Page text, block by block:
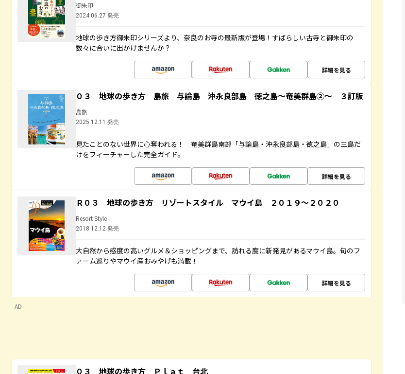
御朱印
2024.06.27 発売
地球の歩き方御朱印シリーズより、奈良のお寺の最新版が登場！すばらしい古寺と御朱印の
数々に合いに出かけませんか？
詳細を見る
０３ 地球の歩き方 島旅 与論島 沖永良部島 徳之島～奄美群島②～ ３訂版
島旅
2025.12.11 発売
見たことのない世界に心奪われる！ 奄美群島南部「与論島・沖永良部島・徳之島」の三島だ
けをフィーチャーした完全ガイド。
詳細を見る
Ｒ０３ 地球の歩き方 リゾートスタイル マウイ島 ２０１９～２０２０
Resort Style
2018.12.12 発売
大自然から感度の高いグルメ＆ショッピングまで、訪れる度に新発見があるマウイ島。旬のフ
ァーム巡りやマウイ産おみやげも満載！
詳細を見る
AD
０３ 地球の歩き方 Ｐｌａｔ 台北